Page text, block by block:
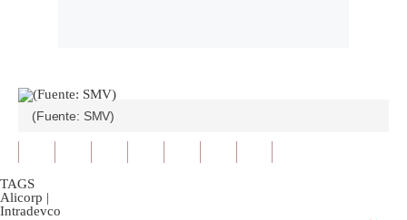
(Fuente: SMV)
TAGS
Alicorp |
Intradevco